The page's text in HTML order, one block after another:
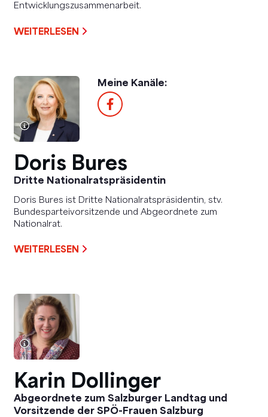
Entwicklungszusammenarbeit.
WEITERLESEN
Meine Kanäle:
Doris Bures
Dritte Nationalratspräsidentin
Doris Bures ist Dritte Nationalratspräsidentin, stv.
Bundesparteivorsitzende und Abgeordnete zum
Nationalrat.
WEITERLESEN
Karin Dollinger
Abgeordnete zum Salzburger Landtag und
Vorsitzende der SPÖ-Frauen Salzburg